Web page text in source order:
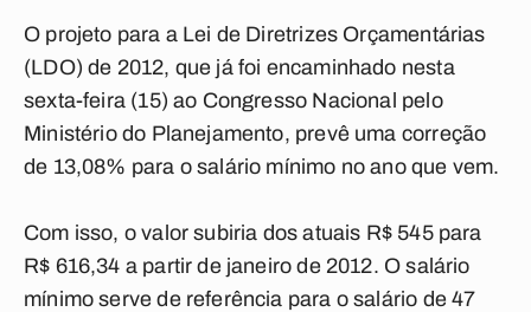
O projeto para a Lei de Diretrizes Orçamentárias
(LDO) de 2012, que já foi encaminhado nesta
sexta-feira (15) ao Congresso Nacional pelo
Ministério do Planejamento, prevê uma correção
de 13,08% para o salário mínimo no ano que vem.
Com isso, o valor subiria dos atuais R$ 545 para
R$ 616,34 a partir de janeiro de 2012. O salário
mínimo serve de referência para o salário de 47